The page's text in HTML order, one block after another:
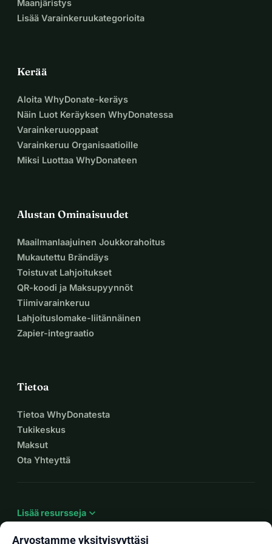
Maanjäristys
Lisää Varainkeruukategorioita
Kerää
Aloita WhyDonate-keräys
Näin Luot Keräyksen WhyDonatessa
Varainkeruuoppaat
Varainkeruu Organisaatioille
Miksi Luottaa WhyDonateen
Alustan Ominaisuudet
Maailmanlaajuinen Joukkorahoitus
Mukautettu Brändäys
Toistuvat Lahjoitukset
QR-koodi ja Maksupyynnöt
Tiimivarainkeruu
Lahjoituslomake-liitännäinen
Zapier-integraatio
Tietoa
Tietoa WhyDonatesta
Tukikeskus
Maksut
Ota Yhteyttä
Lisää resursseja expand_more
Arvostamme yksityisyyttäsi